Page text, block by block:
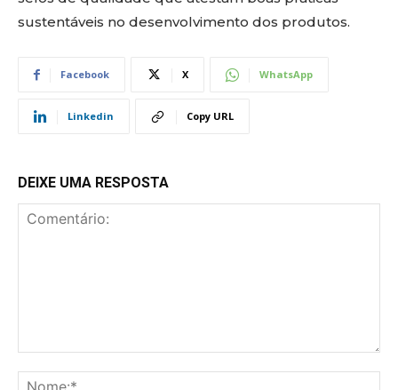
sustentáveis no desenvolvimento dos produtos.
Facebook X WhatsApp
Linkedin Copy URL
DEIXE UMA RESPOSTA